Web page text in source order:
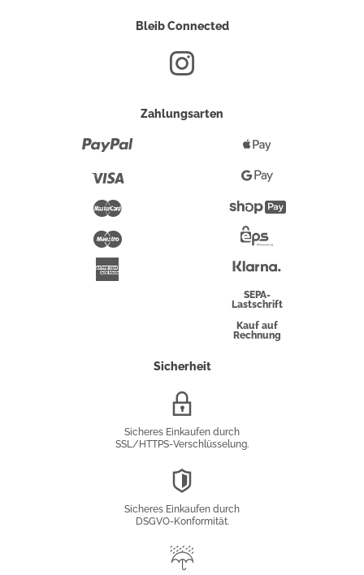
Bleib Connected
Zahlungsarten
Maestro
Pay
Google
Pay
Überweisung
SEPA-
Lastschrift
Kauf auf
Rechnung
Sicherheit
Sicheres Einkaufen durch
SSL/HTTPS-Verschlüsselung.
Sicheres Einkaufen durch
DSGVO-Konformität.